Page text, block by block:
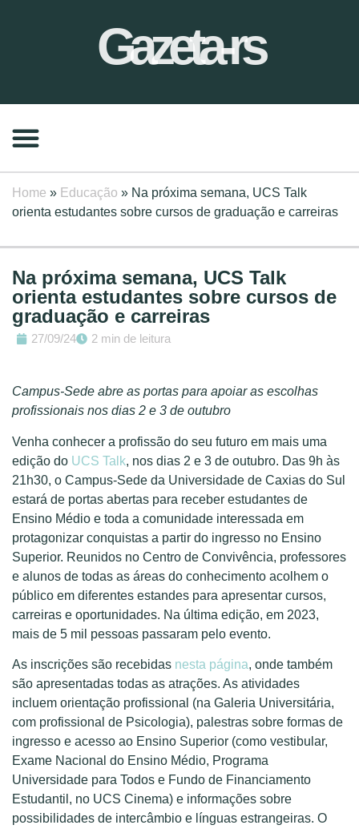
Gazeta-rs
Home » Educação » Na próxima semana, UCS Talk
orienta estudantes sobre cursos de graduação e carreiras
Na próxima semana, UCS Talk
orienta estudantes sobre cursos de
graduação e carreiras
27/09/24 2 min de leitura
Campus-Sede abre as portas para apoiar as escolhas
profissionais nos dias 2 e 3 de outubro
Venha conhecer a profissão do seu futuro em mais uma
edição do UCS Talk, nos dias 2 e 3 de outubro. Das 9h às
21h30, o Campus-Sede da Universidade de Caxias do Sul
estará de portas abertas para receber estudantes de
Ensino Médio e toda a comunidade interessada em
protagonizar conquistas a partir do ingresso no Ensino
Superior. Reunidos no Centro de Convivência, professores
e alunos de todas as áreas do conhecimento acolhem o
público em diferentes estandes para apresentar cursos,
carreiras e oportunidades. Na última edição, em 2023,
mais de 5 mil pessoas passaram pelo evento.
As inscrições são recebidas nesta página, onde também
são apresentadas todas as atrações. As atividades
incluem orientação profissional (na Galeria Universitária,
com profissional de Psicologia), palestras sobre formas de
ingresso e acesso ao Ensino Superior (como vestibular,
Exame Nacional do Ensino Médio, Programa
Universidade para Todos e Fundo de Financiamento
Estudantil, no UCS Cinema) e informações sobre
possibilidades de intercâmbio e línguas estrangeiras. O